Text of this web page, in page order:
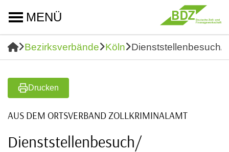
MENÜ
Bezirksverbände Köln Dienststellenbesuch/
Drucken
AUS DEM ORTSVERBAND ZOLLKRIMINALAMT
Dienststellenbesuch/